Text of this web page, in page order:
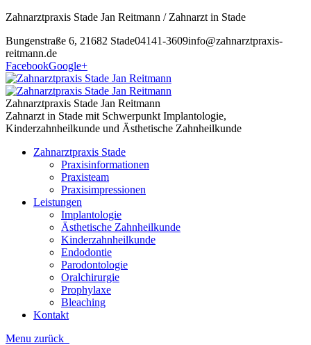
Zahnarztpraxis Stade Jan Reitmann / Zahnarzt in Stade
Bungenstraße 6, 21682 Stade04141-3609info@zahnarztpraxis-
reitmann.de
FacebookGoogle+
Zahnarztpraxis Stade Jan Reitmann
Zahnarzt in Stade mit Schwerpunkt Implantologie,
Kinderzahnheilkunde und Ästhetische Zahnheilkunde
Zahnarztpraxis Stade
Praxisinformationen
Praxisteam
Praxisimpressionen
Leistungen
Implantologie
Ästhetische Zahnheilkunde
Kinderzahnheilkunde
Endodontie
Parodontologie
Oralchirurgie
Prophylaxe
Bleaching
Kontakt
Menu zurück